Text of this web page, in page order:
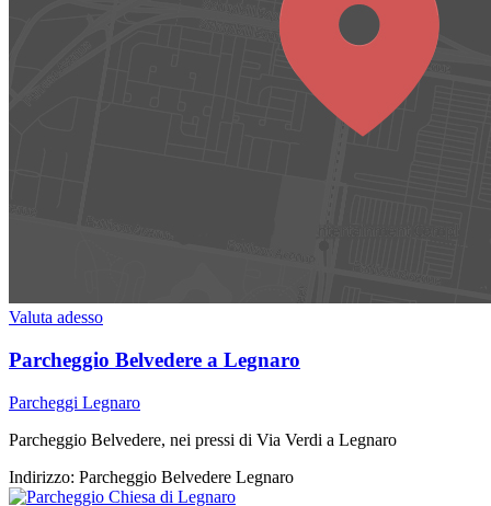
Valuta adesso
Parcheggio Belvedere a Legnaro
Parcheggi Legnaro
Parcheggio Belvedere, nei pressi di Via Verdi a Legnaro
Indirizzo: Parcheggio Belvedere Legnaro